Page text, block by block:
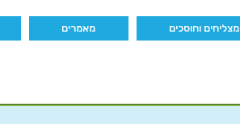
מצליחים וחוסכים מאמרים